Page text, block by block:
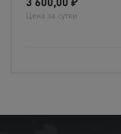
Цена за сутки